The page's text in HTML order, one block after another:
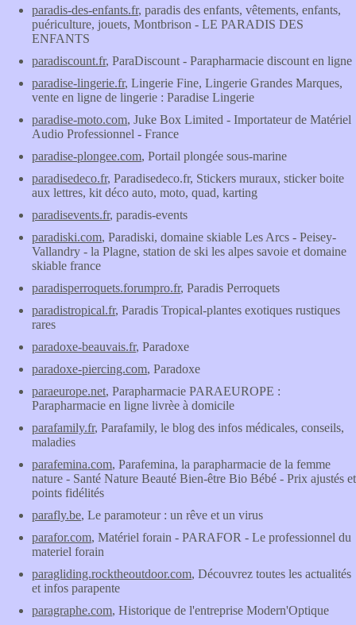
paradis-des-enfants.fr, paradis des enfants, vêtements, enfants,
puériculture, jouets, Montbrison - LE PARADIS DES
ENFANTS
paradiscount.fr, ParaDiscount - Parapharmacie discount en ligne
paradise-lingerie.fr, Lingerie Fine, Lingerie Grandes Marques,
vente en ligne de lingerie : Paradise Lingerie
paradise-moto.com, Juke Box Limited - Importateur de Matériel
Audio Professionnel - France
paradise-plongee.com, Portail plongée sous-marine
paradisedeco.fr, Paradisedeco.fr, Stickers muraux, sticker boite
aux lettres, kit déco auto, moto, quad, karting
paradisevents.fr, paradis-events
paradiski.com, Paradiski, domaine skiable Les Arcs - Peisey-
Vallandry - la Plagne, station de ski les alpes savoie et domaine
skiable france
paradisperroquets.forumpro.fr, Paradis Perroquets
paradistropical.fr, Paradis Tropical-plantes exotiques rustiques
rares
paradoxe-beauvais.fr, Paradoxe
paradoxe-piercing.com, Paradoxe
paraeurope.net, Parapharmacie PARAEUROPE :
Parapharmacie en ligne livrèe à domicile
parafamily.fr, Parafamily, le blog des infos médicales, conseils,
maladies
parafemina.com, Parafemina, la parapharmacie de la femme
nature - Santé Nature Beauté Bien-être Bio Bébé - Prix ajustés et
points fidélités
parafly.be, Le paramoteur : un rêve et un virus
parafor.com, Matériel forain - PARAFOR - Le professionnel du
materiel forain
paragliding.rocktheoutdoor.com, Découvrez toutes les actualités
et infos parapente
paragraphe.com, Historique de l'entreprise Modern'Optique